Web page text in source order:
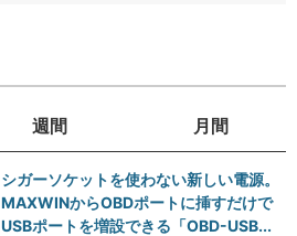
週間 月間
シガーソケットを使わない新しい電源。
MAXWINからOBDポートに挿すだけで
USBポートを増設できる「OBD-USB...